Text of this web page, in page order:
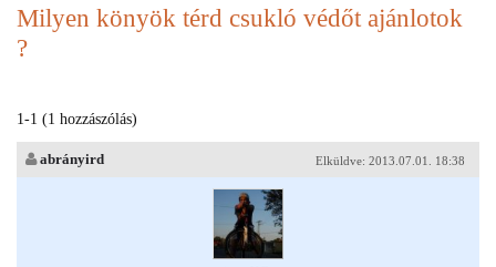
Milyen könyök térd csukló védőt ajánlotok
?
1-1 (1 hozzászólás)
Elküldve: 2013.07.01. 18:38
abrányird